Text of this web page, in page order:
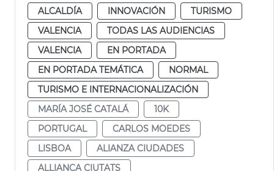
ALCALDÍA INNOVACIÓN
TURISMO
VALENCIA
TODAS LAS AUDIENCIAS
VALENCIA
EN PORTADA
EN PORTADA TEMÁTICA
NORMAL
TURISMO E INTERNACIONALIZACIÓN
MARÍA JOSÉ CATALÁ
10K
PORTUGAL
CARLOS MOEDES
LISBOA
ALIANZA CIUDADES
ALLIANÇA CIUTATS